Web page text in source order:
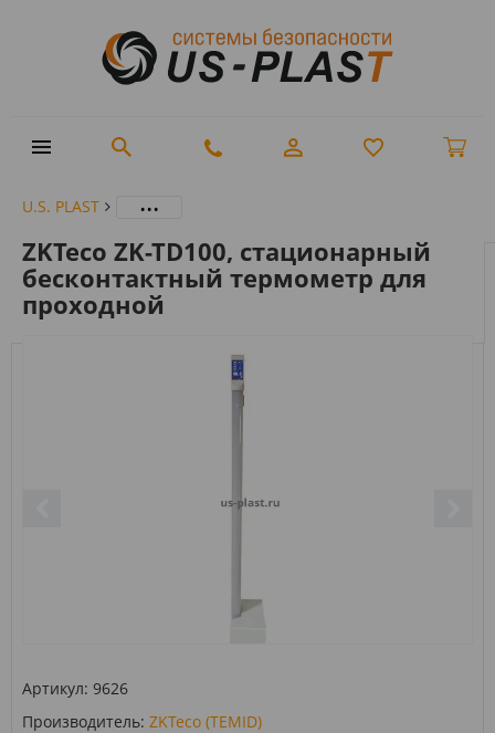
U.S. PLAST ...
ZKTeco ZK-TD100, стационарный
бесконтактный термометр для
проходной
Артикул: 9626
Производитель: ZKTeco (TEMID)